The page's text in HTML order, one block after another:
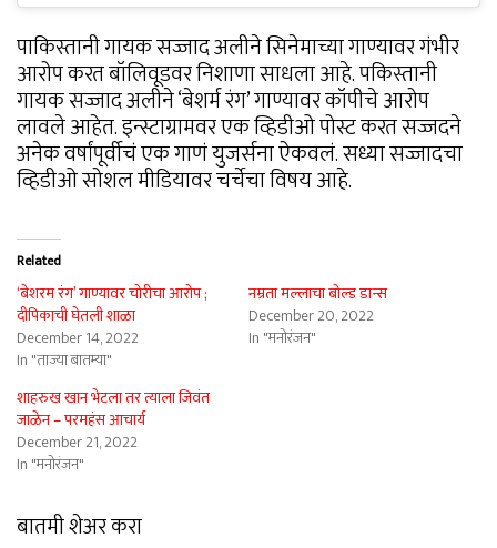
पाकिस्तानी गायक सज्जाद अलीने सिनेमाच्या गाण्यावर गंभीर
आरोप करत बॉलिवूडवर निशाणा साधला आहे. पकिस्तानी
गायक सज्जाद अलीने ‘बेशर्म रंग’ गाण्यावर कॉपीचे आरोप
लावले आहेत. इन्स्टाग्रामवर एक व्हिडीओ पोस्ट करत सज्जदने
अनेक वर्षांपूर्वीचं एक गाणं युजर्सना ऐकवलं. सध्या सज्जादचा
व्हिडीओ सोशल मीडियावर चर्चेचा विषय आहे.
Related
‘बेशरम रंग’ गाण्यावर चोरीचा आरोप ;
दीपिकाची घेतली शाळा
December 14, 2022
In "ताज्या बातम्या"
नम्रता मल्लाचा बोल्ड डान्स
December 20, 2022
In "मनोरंजन"
शाहरुख खान भेटला तर त्याला जिवंत
जाळेन – परमहंस आचार्य
December 21, 2022
In "मनोरंजन"
बातमी शेअर करा